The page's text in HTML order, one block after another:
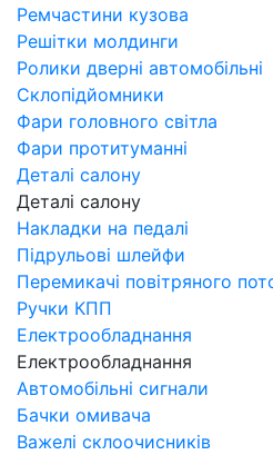
Ремчастини кузова
Решітки молдинги
Ролики дверні автомобільні
Склопідйомники
Фари головного світла
Фари протитуманні
Деталі салону
Деталі салону
Накладки на педалі
Підрульові шлейфи
Перемикачі повітряного
Ручки КПП
Електрообладнання
Електрообладнання
Автомобільні сигнали
Бачки омивача
Важелі склоочисників